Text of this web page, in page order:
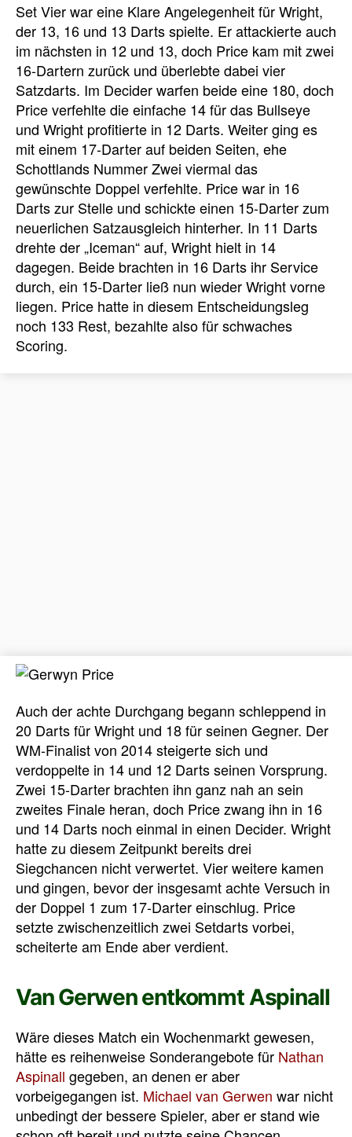
Set Vier war eine Klare Angelegenheit für Wright,
der 13, 16 und 13 Darts spielte. Er attackierte auch
im nächsten in 12 und 13, doch Price kam mit zwei
16-Dartern zurück und überlebte dabei vier
Satzdarts. Im Decider warfen beide eine 180, doch
Price verfehlte die einfache 14 für das Bullseye
und Wright profitierte in 12 Darts. Weiter ging es
mit einem 17-Darter auf beiden Seiten, ehe
Schottlands Nummer Zwei viermal das
gewünschte Doppel verfehlte. Price war in 16
Darts zur Stelle und schickte einen 15-Darter zum
neuerlichen Satzausgleich hinterher. In 11 Darts
drehte der „Iceman“ auf, Wright hielt in 14
dagegen. Beide brachten in 16 Darts ihr Service
durch, ein 15-Darter ließ nun wieder Wright vorne
liegen. Price hatte in diesem Entscheidungsleg
noch 133 Rest, bezahlte also für schwaches
Scoring.
Auch der achte Durchgang begann schleppend in
20 Darts für Wright und 18 für seinen Gegner. Der
WM-Finalist von 2014 steigerte sich und
verdoppelte in 14 und 12 Darts seinen Vorsprung.
Zwei 15-Darter brachten ihn ganz nah an sein
zweites Finale heran, doch Price zwang ihn in 16
und 14 Darts noch einmal in einen Decider. Wright
hatte zu diesem Zeitpunkt bereits drei
Siegchancen nicht verwertet. Vier weitere kamen
und gingen, bevor der insgesamt achte Versuch in
der Doppel 1 zum 17-Darter einschlug. Price
setzte zwischenzeitlich zwei Setdarts vorbei,
scheiterte am Ende aber verdient.
Van Gerwen entkommt Aspinall
Wäre dieses Match ein Wochenmarkt gewesen,
hätte es reihenweise Sonderangebote für Nathan
Aspinall gegeben, an denen er aber
vorbeigegangen ist. Michael van Gerwen war nicht
unbedingt der bessere Spieler, aber er stand wie